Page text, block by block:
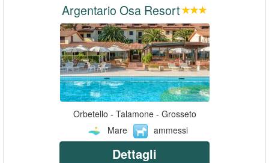
Argentario Osa Resort
Orbetello - Talamone - Grosseto
Mare
ammessi
Dettagli